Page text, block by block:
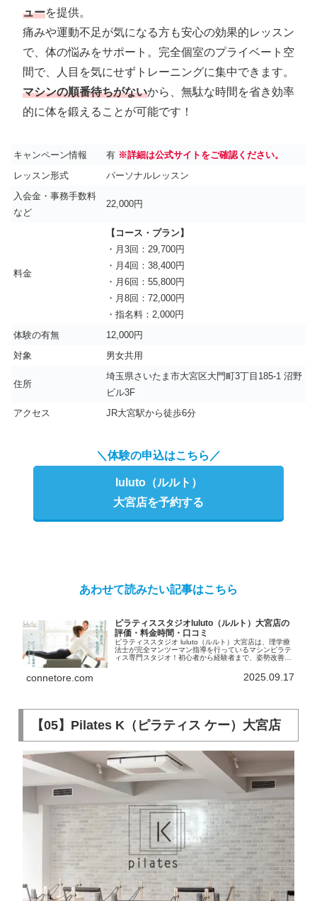
ューを提供。
痛みや運動不足が気になる方も安心の効果的レッスン
で、体の悩みをサポート。完全個室のプライベート空
間で、人目を気にせずトレーニングに集中できます。
マシンの順番待ちがないから、無駄な時間を省き効率
的に体を鍛えることが可能です！
キャンペーン情報 有 ※詳細は公式サイトをご確認ください。
レッスン形式
パーソナルレッスン
入会金・事務手数料
など
22,000円
料金
【コース・プラン】
・月3回：29,700円
・月4回：38,400円
・月6回：55,800円
・月8回：72,000円
・指名料：2,000円
体験の有無
12,000円
対象
男女共用
住所
埼玉県さいたま市大宮区大門町3丁目185-1 沼野
ビル3F
アクセス
JR大宮駅から徒歩6分
＼体験の申込はこちら／
luluto（ルルト）
大宮店を予約する
あわせて読みたい記事はこちら
ピラティススタジオluluto（ルルト）大宮店の
評価・料金時間・口コミ
ピラティススタジオ luluto（ルルト）大宮店は、理学療
法士が完全マンツーマン指導を行っているマシンピラテ
ィス専門スタジオ！初心者から経験者まで、姿勢改善や
かに料金や営業時間、口コミなども載せています！
connetore.com 2025.09.17
【05】Pilates K（ピラティス ケー）大宮店